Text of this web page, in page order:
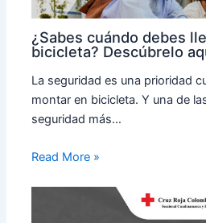
¿Sabes cuándo debes
bicicleta? Descúbrelo
La seguridad es una prioridad
montar en bicicleta. Y una de
seguridad más…
Read More »